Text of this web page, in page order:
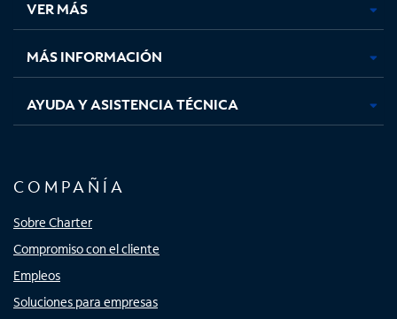
pestaña
nueva
pestaña
nueva
pestaña
nuevanueva
VER MÁS
MÁS INFORMACIÓN
AYUDA Y ASISTENCIA TÉCNICA
COMPAÑÍA
Sobre Charter
Compromiso con el cliente
Empleos
Soluciones para empresas